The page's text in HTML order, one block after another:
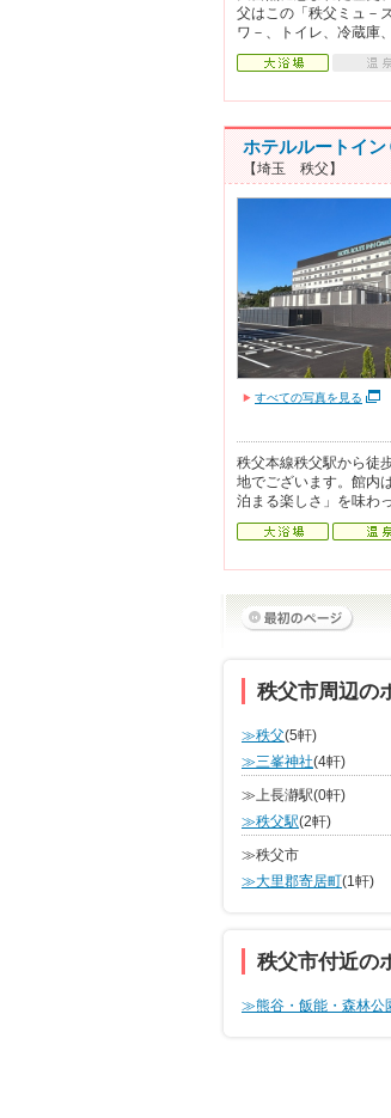
父はこの「秩父ミュ－
ワ－、トイレ、冷蔵庫
ホテルルートイ
【埼玉 秩父】
すべての写真を見る
秩父本線秩父駅から徒
地でございます。館内
泊まる楽しさ」を味わ
秩父市周辺の
≫秩父(5軒)
≫三峯神社(4軒)
≫上長瀞駅(0軒)
≫秩父駅(2軒)
≫秩父市
≫大里郡寄居町(1軒)
秩父市付近の
≫熊谷・飯能・森林公